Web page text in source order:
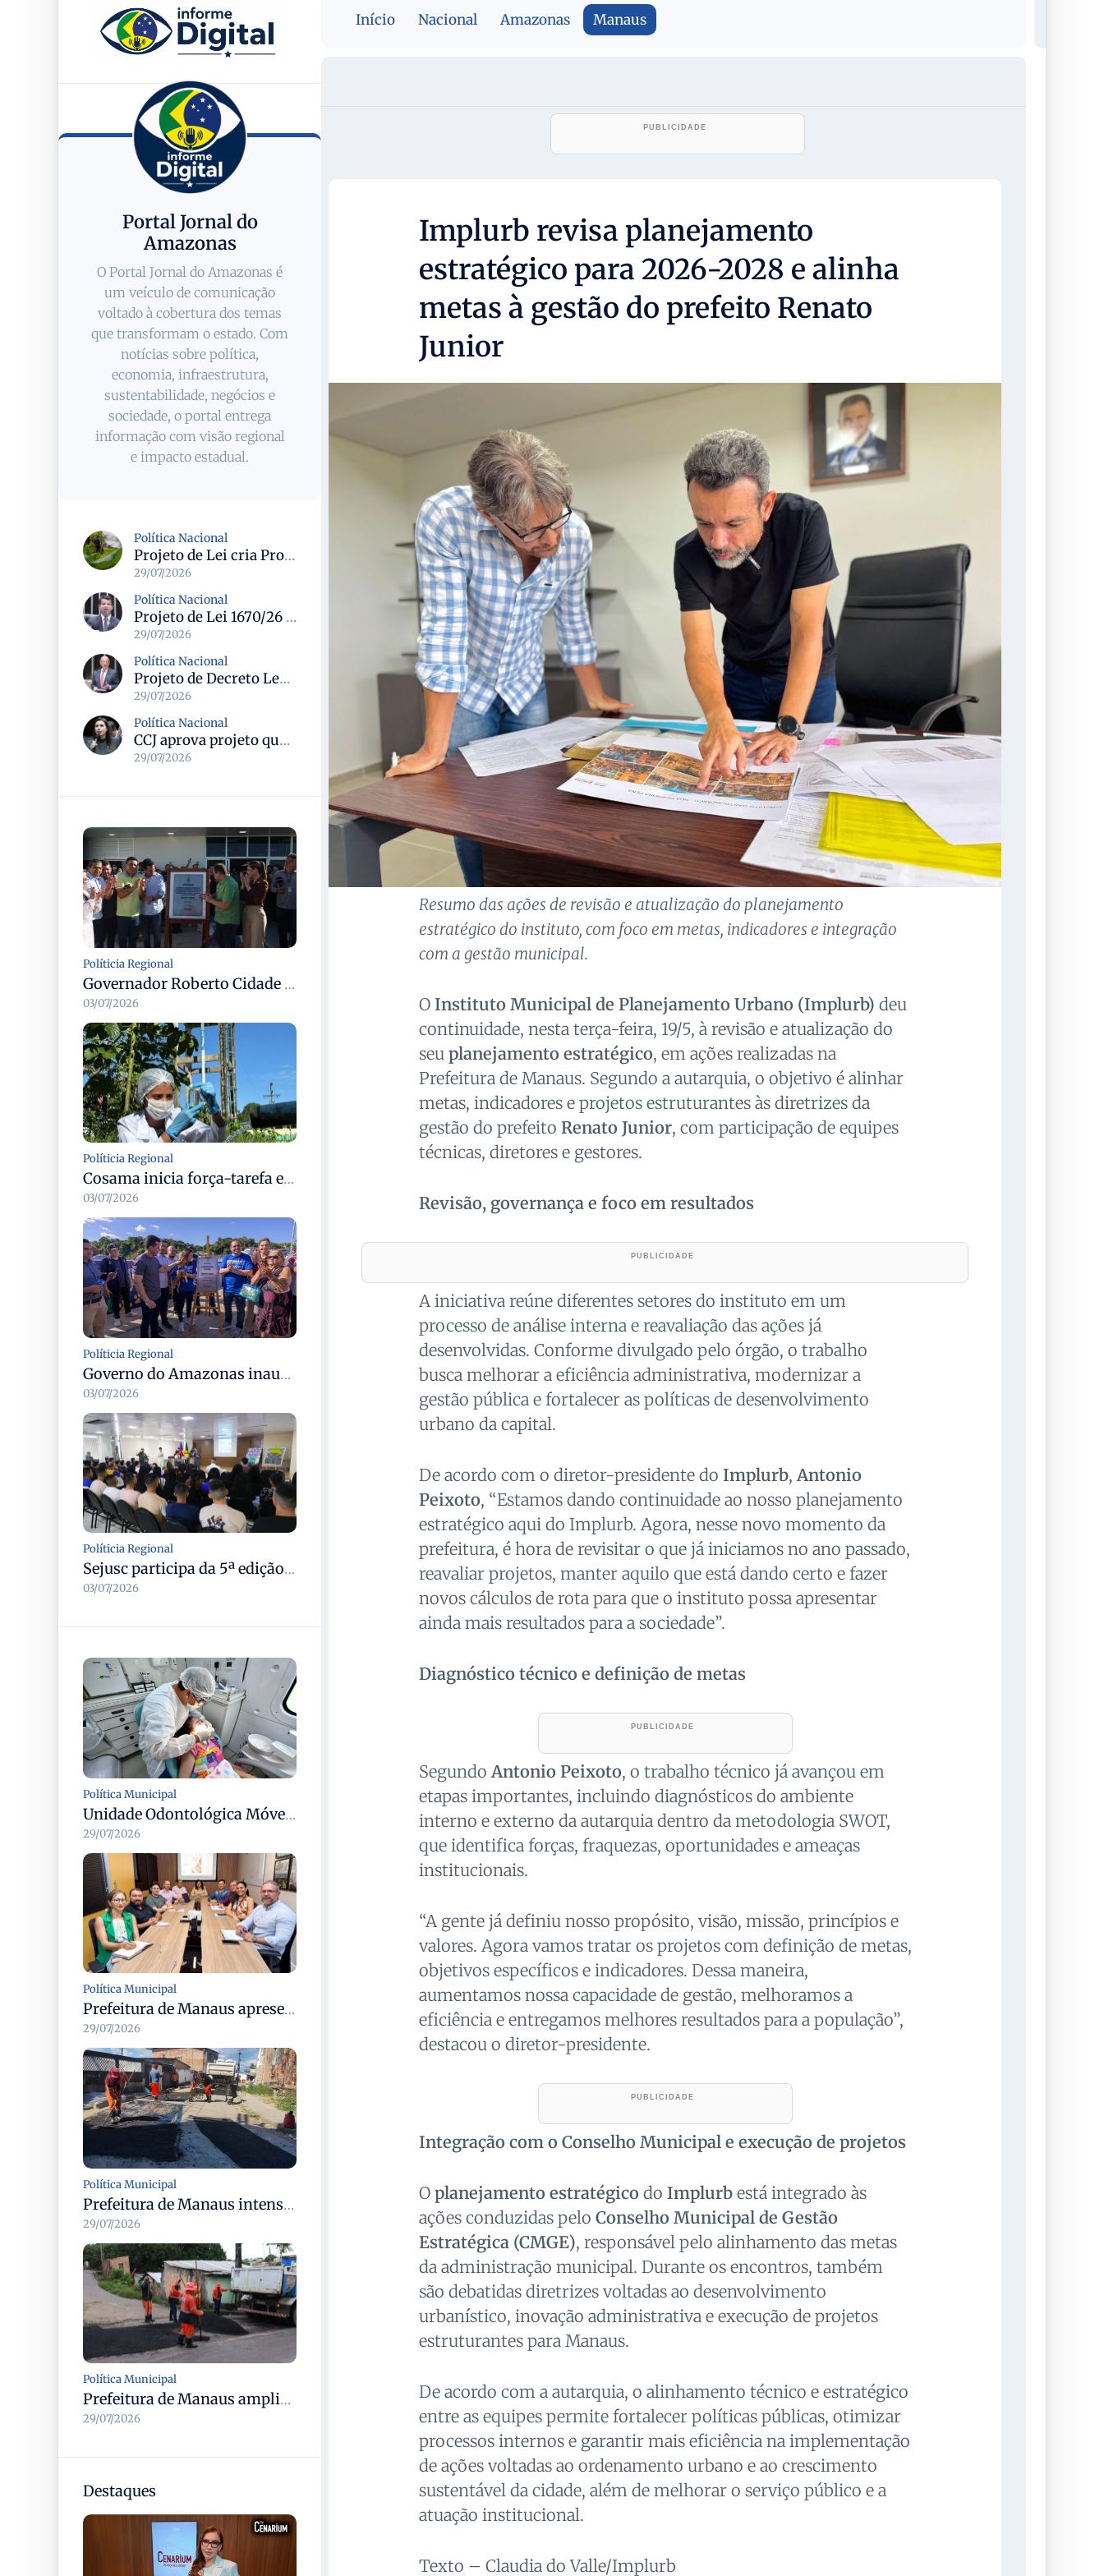
Portal Jornal do
Amazonas
O Portal Jornal do Amazonas é
um veículo de comunicação
voltado à cobertura dos temas
que transformam o estado. Com
notícias sobre política,
economia, infraestrutura,
sustentabilidade, negócios e
sociedade, o portal entrega
informação com visão regional
e impacto estadual.
Política Nacional
Projeto de Lei cria Programa Nacional para assentamentos periurbanos e semirrurais com foco na produção familiar
29/07/2026
Política Nacional
Projeto de Lei 1670/26 propõe limite de idade dos táxis em 15 anos e prevê linhas de crédito para renovação da frota
29/07/2026
Política Nacional
Projeto de Decreto Legislativo propõe suspender demarcações de terras indígenas em Santa Catarina e questiona conformidade legal
29/07/2026
Política Nacional
CCJ aprova projeto que formaliza o uso do termo pedofilia no Código Penal e no ECA
29/07/2026
Políticia Regional
Governador Roberto Cidade entrega readequação do ambulatório da FCecon e amplia capacidade de atendimento oncológico em Manaus
03/07/2026
Políticia Regional
Cosama inicia força-tarefa em Anamã para fortalecer abastecimento de água e segurança hídrica da população
03/07/2026
Políticia Regional
Governo do Amazonas inaugura primeiro Castramóvel Fluvial para atendimento veterinário às comunidades ribeirinhas e castração gratuita
03/07/2026
Políticia Regional
Sejusc participa da 5ª edição do Caminhos Literários com foco na cultura hip-hop nas unidades socioeducativas
03/07/2026
Política Municipal
Unidade Odontológica Móvel da Semsa inicia atendimentos a pessoas com mobilidade reduzida no Morar Melhor 13
29/07/2026
Política Municipal
Prefeitura de Manaus apresenta devolutiva do plano de integridade da CGM e atualiza diretrizes para 2027/2028
29/07/2026
Política Municipal
Prefeitura de Manaus intensifica manutenção asfáltica na rua Pará para melhorar mobilidade e segurança
29/07/2026
Política Municipal
Prefeitura de Manaus amplia operação tapa-buracos e recupera rua Leonita Almeida na zona Norte
29/07/2026
Destaques
Início Nacional Amazonas Manaus
Implurb revisa planejamento
estratégico para 2026-2028 e alinha
metas à gestão do prefeito Renato
Junior
Resumo das ações de revisão e atualização do planejamento
estratégico do instituto, com foco em metas, indicadores e integração
com a gestão municipal.
O Instituto Municipal de Planejamento Urbano (Implurb) deu
continuidade, nesta terça-feira, 19/5, à revisão e atualização do
seu planejamento estratégico, em ações realizadas na
Prefeitura de Manaus. Segundo a autarquia, o objetivo é alinhar
metas, indicadores e projetos estruturantes às diretrizes da
gestão do prefeito Renato Junior, com participação de equipes
técnicas, diretores e gestores.
Revisão, governança e foco em resultados
A iniciativa reúne diferentes setores do instituto em um
processo de análise interna e reavaliação das ações já
desenvolvidas. Conforme divulgado pelo órgão, o trabalho
busca melhorar a eficiência administrativa, modernizar a
gestão pública e fortalecer as políticas de desenvolvimento
urbano da capital.
De acordo com o diretor-presidente do Implurb,Antonio
Peixoto, “Estamos dando continuidade ao nosso planejamento
estratégico aqui do Implurb. Agora, nesse novo momento da
prefeitura, é hora de revisitar o que já iniciamos no ano passado,
reavaliar projetos, manter aquilo que está dando certo e fazer
novos cálculos de rota para que o instituto possa apresentar
ainda mais resultados para a sociedade”.
Diagnóstico técnico e definição de metas
SegundoAntonio Peixoto, o trabalho técnico já avançou em
etapas importantes, incluindo diagnósticos do ambiente
interno e externo da autarquia dentro da metodologia SWOT,
que identifica forças, fraquezas, oportunidades e ameaças
institucionais.
“A gente já definiu nosso propósito, visão, missão, princípios e
valores. Agora vamos tratar os projetos com definição de metas,
objetivos específicos e indicadores. Dessa maneira,
aumentamos nossa capacidade de gestão, melhoramos a
eficiência e entregamos melhores resultados para a população”,
destacou o diretor-presidente.
Integração com o Conselho Municipal e execução de projetos
O planejamento estratégico do Implurbestá integrado às
ações conduzidas pelo Conselho Municipal de Gestão
Estratégica (CMGE), responsável pelo alinhamento das metas
da administração municipal. Durante os encontros, também
são debatidas diretrizes voltadas ao desenvolvimento
urbanístico, inovação administrativa e execução de projetos
estruturantes para Manaus.
De acordo com a autarquia, o alinhamento técnico e estratégico
entre as equipes permite fortalecer políticas públicas, otimizar
processos internos e garantir mais eficiência na implementação
de ações voltadas ao ordenamento urbano e ao crescimento
sustentável da cidade, além de melhorar o serviço público e a
atuação institucional.
Texto – Claudia do Valle/Implurb